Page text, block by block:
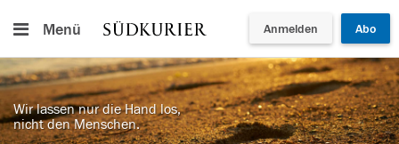
Menü Anmelden Abo
Wir lassen nur die Hand los,
nicht den Menschen.